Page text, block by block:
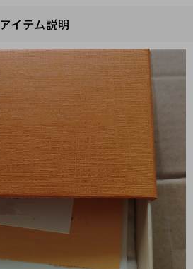
アイテム説明